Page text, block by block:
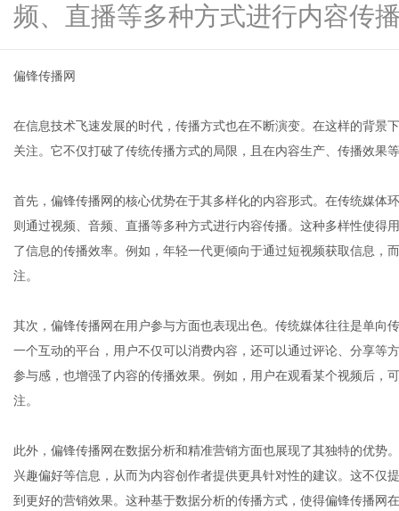
频、直播等多种方式进行内容传
偏锋传播网
在信息技术飞速发展的时代，传播方式也在不断演变。在这样的背景
关注。它不仅打破了传统传播方式的局限，且在内容生产、传播效果
首先，偏锋传播网的核心优势在于其多样化的内容形式。在传统媒体
则通过视频、音频、直播等多种方式进行内容传播。这种多样性使得
了信息的传播效率。例如，年轻一代更倾向于通过短视频获取信息，
注。
其次，偏锋传播网在用户参与方面也表现出色。传统媒体往往是单向
一个互动的平台，用户不仅可以消费内容，还可以通过评论、分享等
参与感，也增强了内容的传播效果。例如，用户在观看某个视频后，
注。
此外，偏锋传播网在数据分析和精准营销方面也展现了其独特的优势
兴趣偏好等信息，从而为内容创作者提供更具针对性的建议。这不仅
到更好的营销效果。这种基于数据分析的传播方式，使得偏锋传播网